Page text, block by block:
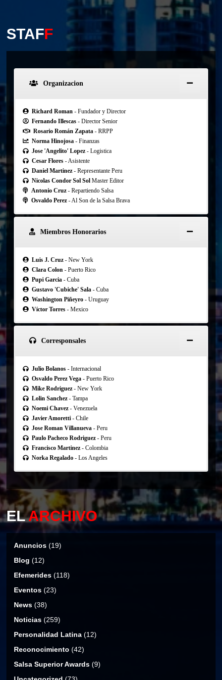
STAFF
Organizacion
Richard Roman- Fundador y Director
Fernando Illescas- Director Senior
Rosario Román Zapata - RRPP
Norma Hinojosa- Finanzas
Jose 'Angelito' Lopez- Logistica
Cesar Flores- Asistente
Daniel Martinez- Representante Peru
Nicolas Condor Sol SolMaster Editor
Antonio Cruz- Repartiendo Salsa
Osvaldo Perez - Al Son de la Salsa Brava
Miembros Honorarios
Luis J. Cruz- New York
Clara Colon- Puerto Rico
Pupi Garcia- Cuba
Gustavo 'Cubiche' Sala- Cuba
Washington Piñeyro - Uruguay
Víctor Torres - Mexico
Corresponsales
Julio Bolanos- Internacional
Osvaldo Perez Vega- Puerto Rico
Mike Rodriguez- New York
Lolin Sanchez- Tampa
Noemi Chavez- Venezuela
Javier Amoretti- Chile
Jose Roman Villanueva- Peru
Paulo Pacheco Rodriguez- Peru
Francisco Martinez- Colombia
Norka Regalado- Los Angeles
ELARCHIVO
Anuncios (19)
Blog (12)
Efemerides (118)
Eventos (23)
News (38)
Noticias (259)
Personalidad Latina (12)
Reconocimiento (42)
Salsa Superior Awards (9)